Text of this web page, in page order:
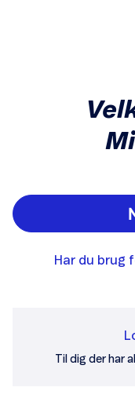
Har du brug
Til dig der har